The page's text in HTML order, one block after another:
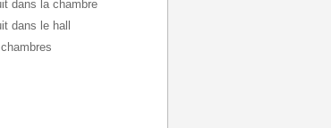
dans la chambre
dans le hall